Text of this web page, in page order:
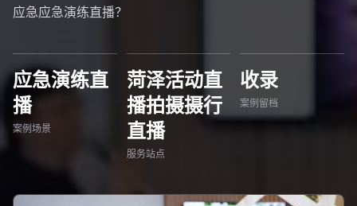
应急应急演练直播？
应急演练直
播
案例场景
菏泽活动直
播拍摄摄行
直播
服务站点
收录
案例留档